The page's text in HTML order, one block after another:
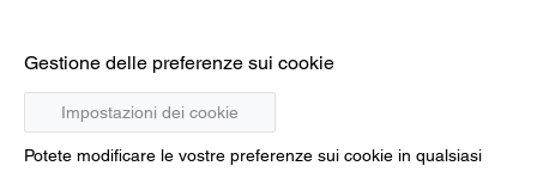
Gestione delle preferenze sui cookie
Impostazioni dei cookie
Potete modificare le vostre preferenze sui cookie in qualsiasi